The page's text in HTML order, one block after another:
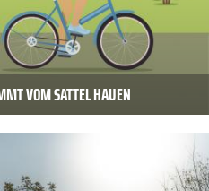
VOM SATTEL HAUEN